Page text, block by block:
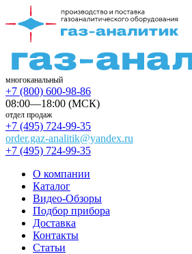
многоканальный
+7 (800) 600-98-86
08:00—18:00 (МСК)
отдел продаж
+7 (495) 724-99-35
order.gaz-analitik@yandex.ru
+7 (495) 724-99-35
О компании
Каталог
Видео-Обзоры
Подбор прибора
Доставка
Контакты
Статьи